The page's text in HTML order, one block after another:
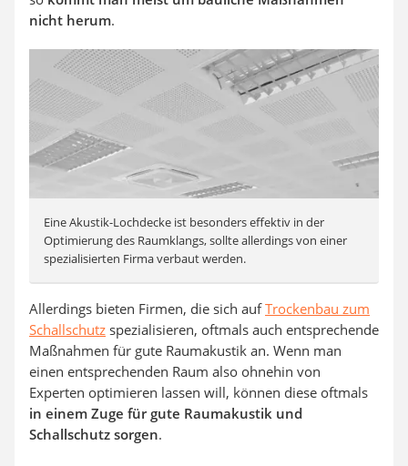
nicht herum.
Eine Akustik-Lochdecke ist besonders effektiv in der
Optimierung des Raumklangs, sollte allerdings von einer
spezialisierten Firma verbaut werden.
Allerdings bieten Firmen, die sich aufTrockenbau zum
Schallschutz spezialisieren, oftmals auch entsprechende
Maßnahmen für gute Raumakustik an. Wenn man
einen entsprechenden Raum also ohnehin von
Experten optimieren lassen will, können diese oftmals
in einem Zuge für gute Raumakustik und
Schallschutz sorgen.